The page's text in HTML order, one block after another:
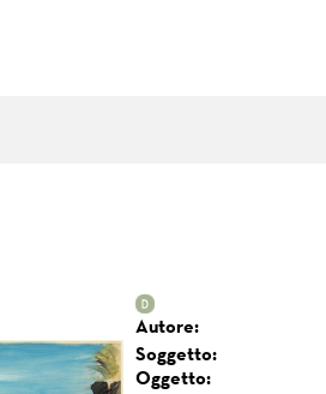
Autore:
Soggetto:
Oggetto: